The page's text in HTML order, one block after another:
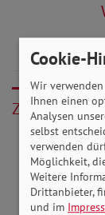
Zurück
Cookie-
Wir
Ihnen einen
Analysen
selbst
verwenden
Möglichkeit,
Weitere
Drittanbieter,
und im